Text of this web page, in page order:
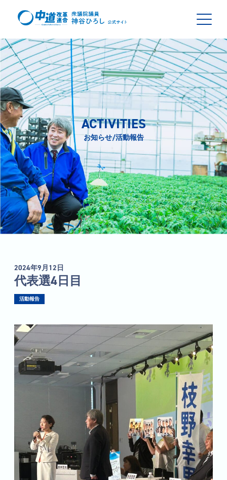
ACTIVITIES
お知らせ/活動報告
2024年9月12日
代表選4日目
活動報告